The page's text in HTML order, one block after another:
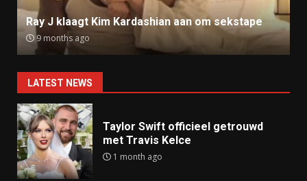
Ray J klaagt Kim Kardashian aan om sekstape
9 months ago
LATEST NEWS
Taylor Swift officieel getrouwd
met Travis Kelce
1 month ago